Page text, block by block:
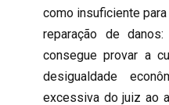
como insuficiente
reparação de
consegue provar a
desigualdade
excessiva do juiz ao